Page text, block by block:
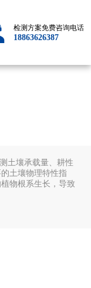
检测方案免费咨询电话
18863626387
土壤承载量、耕性
土壤物理特性指
物根系生长，导致